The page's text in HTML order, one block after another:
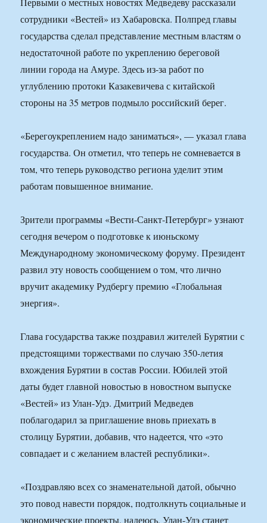
сотрудники «Вестей» из Хабаровска. Полпред главы
государства сделал представление местным властям о
недостаточной работе по укреплению береговой
линии города на Амуре. Здесь из-за работ по
углублению протоки Казакевичева с китайской
стороны на 35 метров подмыло российский берег.
«Берегоукреплением надо заниматься», — указал глава
государства. Он отметил, что теперь не сомневается в
том, что теперь руководство региона уделит этим
работам повышенное внимание.
Зрители программы «Вести-Санкт-Петербург» узнают
сегодня вечером о подготовке к июньскому
Международному экономическому форуму. Президент
развил эту новость сообщением о том, что лично
вручит академику Рудбергу премию «Глобальная
энергия».
Глава государства также поздравил жителей Бурятии с
предстоящими торжествами по случаю 350-летия
вхождения Бурятии в состав России. Юбилей этой
даты будет главной новостью в новостном выпуске
«Вестей» из Улан-Удэ. Дмитрий Медведев
поблагодарил за приглашение вновь приехать в
столицу Бурятии, добавив, что надеется, что «это
совпадает и с желанием властей республики».
«Поздравляю всех со знаменательной датой, обычно
это повод навести порядок, подтолкнуть социальные и
экономические проекты, надеюсь, Улан-Удэ станет